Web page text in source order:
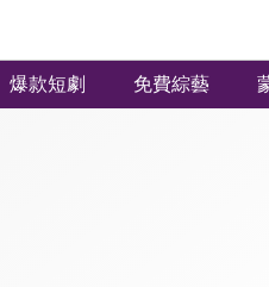
爆款短劇 免費綜藝